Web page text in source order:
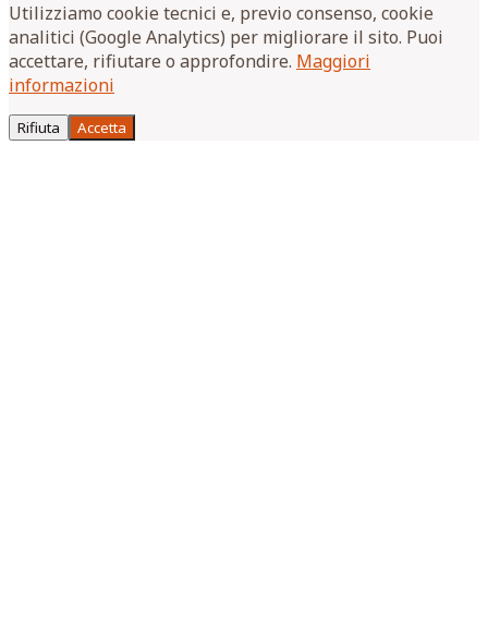
Utilizziamo cookie tecnici e, previo consenso, cookie
analitici (Google Analytics) per migliorare il sito. Puoi
accettare, rifiutare o approfondire. Maggiori
informazioni
Rifiuta Accetta